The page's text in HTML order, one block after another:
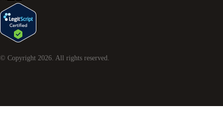
© Copyright 2026 . All rights reserved.